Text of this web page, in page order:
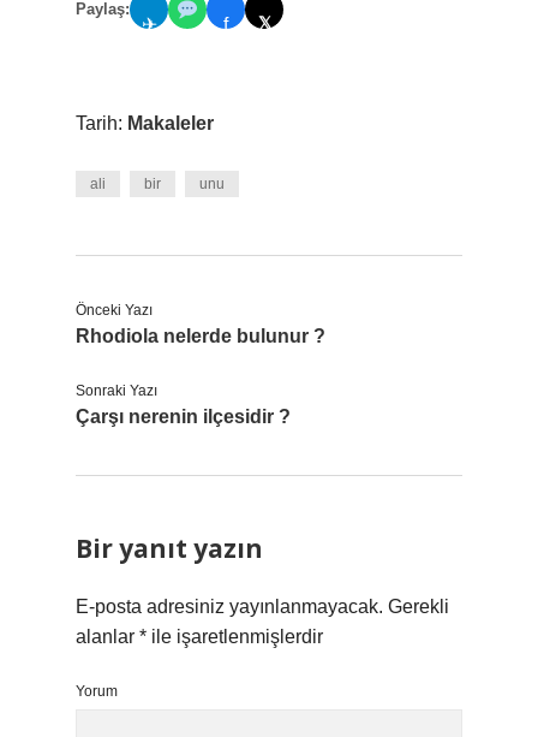
Paylaş:
✈ f 𝕏
Tarih: Makaleler
ali bir unu
Önceki Yazı
Rhodiola nelerde bulunur ?
Sonraki Yazı
Çarşı nerenin ilçesidir ?
Bir yanıt yazın
E-posta adresiniz yayınlanmayacak. Gerekli
alanlar * ile işaretlenmişlerdir
Yorum